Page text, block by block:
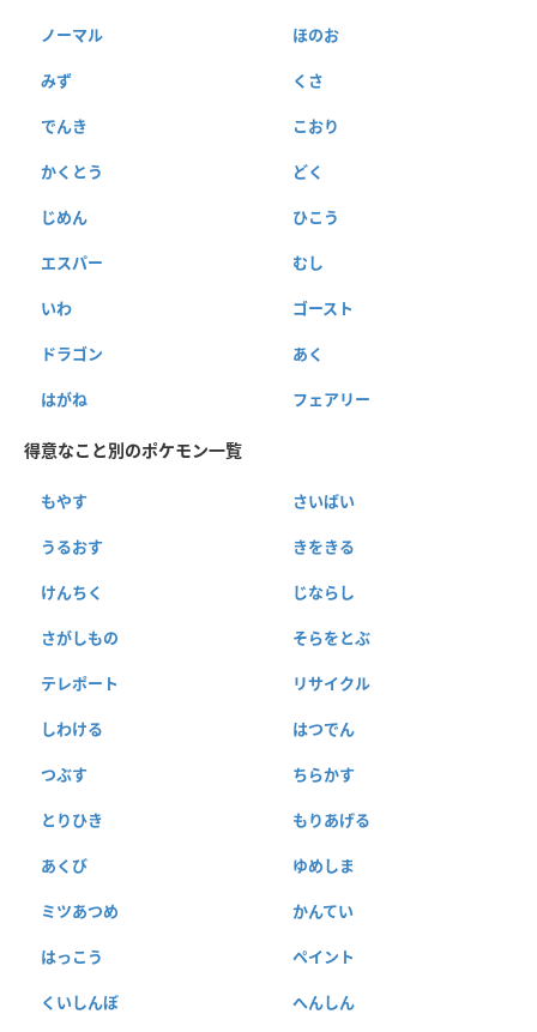
ノーマル ほのお
みず くさ
でんき こおり
かくとう どく
じめん ひこう
エスパー むし
いわ ゴースト
ドラゴン あく
はがね フェアリー
得意なこと別のポケモン一覧
もやす さいばい
うるおす きをきる
けんちく じならし
さがしもの そらをとぶ
テレポート リサイクル
しわける はつでん
つぶす ちらかす
とりひき もりあげる
あくび ゆめしま
ミツあつめ かんてい
はっこう ペイント
くいしんぼ へんしん